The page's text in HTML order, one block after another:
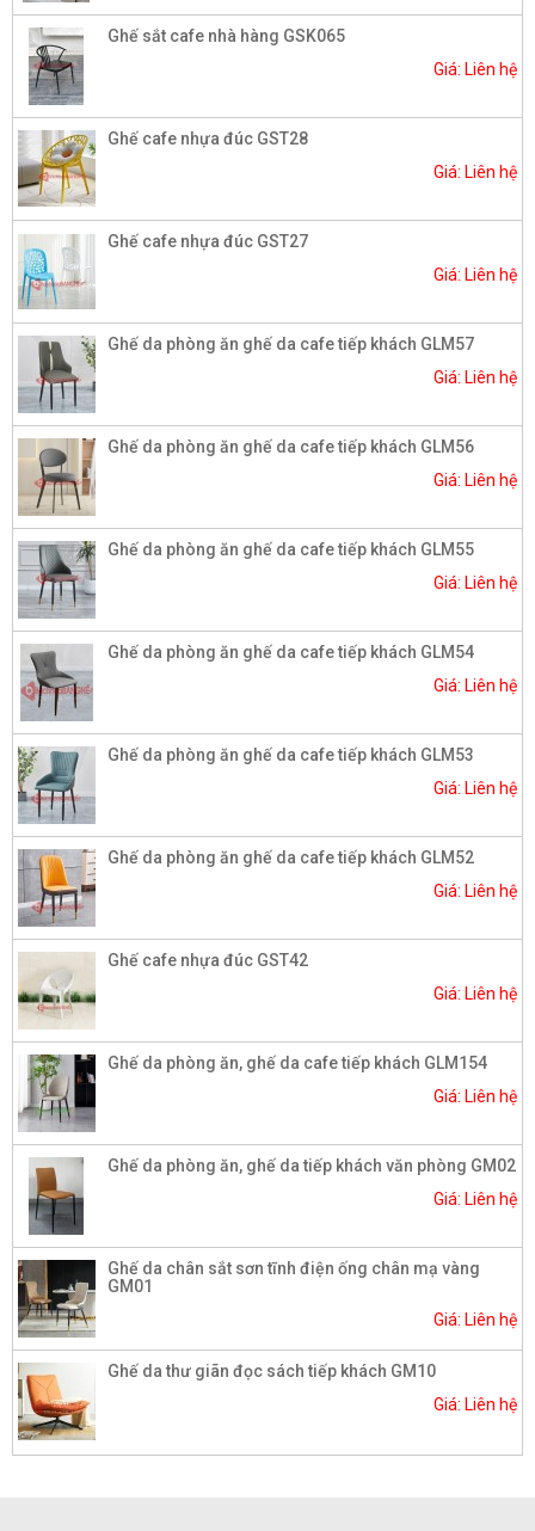
Ghế sắt cafe nhà hàng GSK065
Giá: Liên hệ
Ghế cafe nhựa đúc GST28
Giá: Liên hệ
Ghế cafe nhựa đúc GST27
Giá: Liên hệ
Ghế da phòng ăn ghế da cafe tiếp khách GLM57
Giá: Liên hệ
Ghế da phòng ăn ghế da cafe tiếp khách GLM56
Giá: Liên hệ
Ghế da phòng ăn ghế da cafe tiếp khách GLM55
Giá: Liên hệ
Ghế da phòng ăn ghế da cafe tiếp khách GLM54
Giá: Liên hệ
Ghế da phòng ăn ghế da cafe tiếp khách GLM53
Giá: Liên hệ
Ghế da phòng ăn ghế da cafe tiếp khách GLM52
Giá: Liên hệ
Ghế cafe nhựa đúc GST42
Giá: Liên hệ
Ghế da phòng ăn, ghế da cafe tiếp khách GLM154
Giá: Liên hệ
Ghế da phòng ăn, ghế da tiếp khách văn phòng GM02
Giá: Liên hệ
Ghế da chân sắt sơn tĩnh điện ống chân mạ vàng
GM01
Giá: Liên hệ
Ghế da thư giãn đọc sách tiếp khách GM10
Giá: Liên hệ